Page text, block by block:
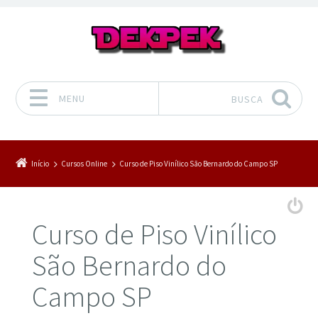
MENU BUSCA
Início Cursos Online Curso de Piso Vinílico São Bernardo do Campo SP
Curso de Piso Vinílico
São Bernardo do
Campo SP